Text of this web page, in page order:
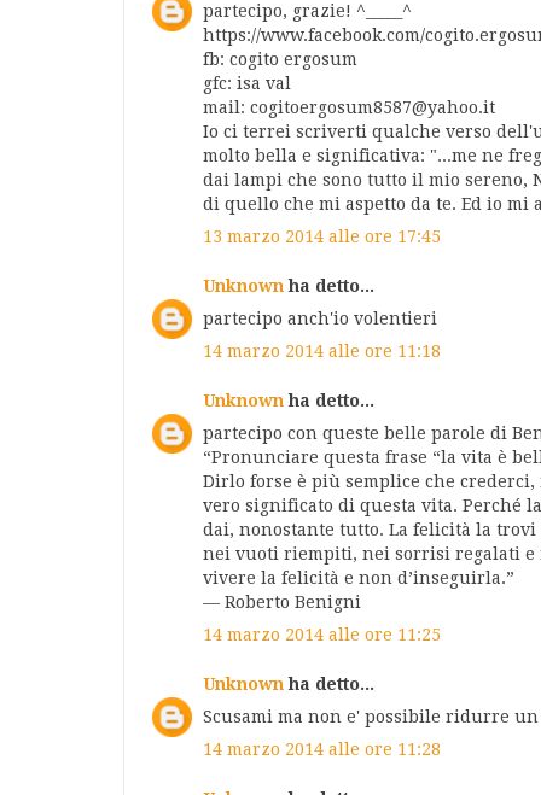
partecipo, grazie! ^_____^
https://www.facebook.com/
fb: cogito ergosum
gfc: isa val
mail: cogitoergosum8587@yahoo.it
Io ci terrei scriverti qualche verso
molto bella e significativa: "...me ne
dai lampi che sono tutto il mio sereno,
di quello che mi aspetto da te. Ed io mi
13 marzo 2014 alle ore 17:45
Unknown ha detto...
partecipo anch'io volentieri
14 marzo 2014 alle ore 11:18
Unknown ha detto...
partecipo con queste belle parole di
“Pronunciare questa frase “la vita è
Dirlo forse è più semplice che
vero significato di questa vita. Perché
dai, nonostante tutto. La felicità la
nei vuoti riempiti, nei sorrisi regalati e
vivere la felicità e non d’inseguirla.”
— Roberto Benigni
14 marzo 2014 alle ore 11:25
Unknown ha detto...
Scusami ma non e' possibile ridurre
14 marzo 2014 alle ore 11:28